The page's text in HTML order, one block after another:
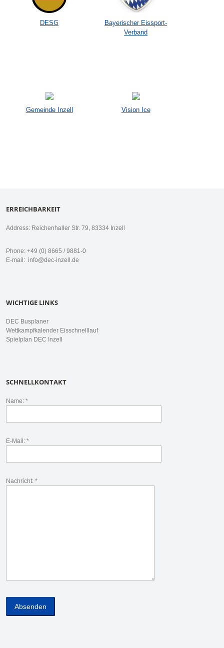
DESG
Bayerischer Eissport-
Verband
Gemeinde Inzell Vision Ice
ERREICHBARKEIT
Address: Reichenhaller Str. 79, 83334 Inzell
Phone: +49 (0) 8665 / 9881-0
E-mail: info@dec-inzell.de
WICHTIGE LINKS
DEC Busplaner
Wettkampfkalender Eisschnelllauf
Spielplan DEC Inzell
SCHNELLKONTAKT
Name: *
E-Mail: *
Nachricht: *